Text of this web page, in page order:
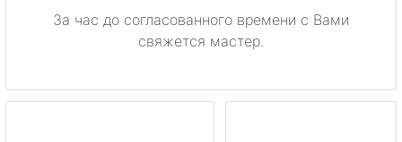
За час до согласованного времени с Вами
свяжется мастер.